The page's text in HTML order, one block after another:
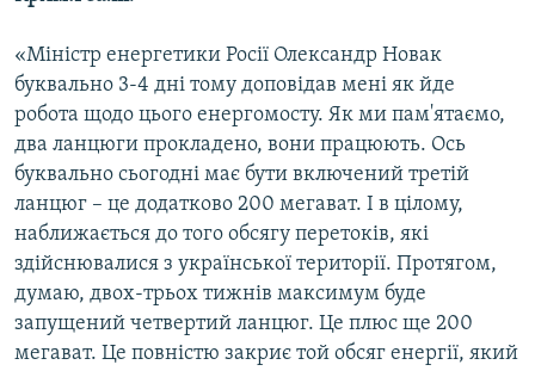
«Міністр енергетики Росії Олександр Новак
буквально 3-4 дні тому доповідав мені як йде
робота щодо цього енергомосту. Як ми пам'ятаємо,
два ланцюги прокладено, вони працюють. Ось
буквально сьогодні має бути включений третій
ланцюг – це додатково 200 мегават. І в цілому,
наближається до того обсягу перетоків, які
здійснювалися з української території. Протягом,
думаю, двох-трьох тижнів максимум буде
запущений четвертий ланцюг. Це плюс ще 200
мегават. Це повністю закриє той обсяг енергії, який